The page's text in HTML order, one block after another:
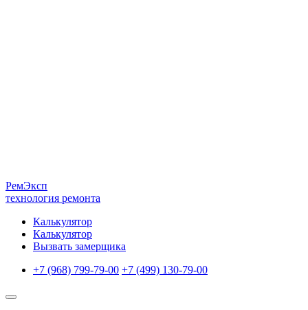
РемЭксп
технология ремонта
Калькулятор
Калькулятор
Вызвать замерщика
+7 (968) 799-79-00 +7 (499) 130-79-00